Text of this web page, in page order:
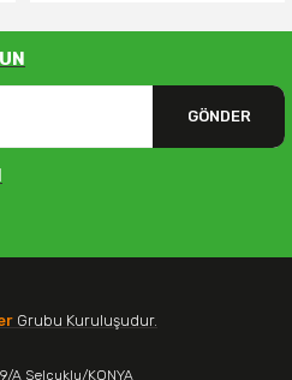
GÖNDER
Grubu Kuruluşudur.
A Selçuklu/KONYA